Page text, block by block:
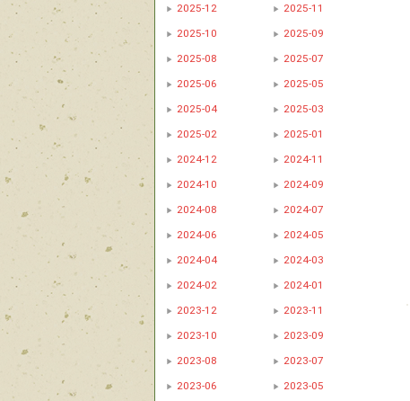
2025-12
2025-11
2025-10
2025-09
2025-08
2025-07
2025-06
2025-05
2025-04
2025-03
2025-02
2025-01
2024-12
2024-11
2024-10
2024-09
2024-08
2024-07
2024-06
2024-05
2024-04
2024-03
2024-02
2024-01
2023-12
2023-11
2023-10
2023-09
2023-08
2023-07
2023-06
2023-05